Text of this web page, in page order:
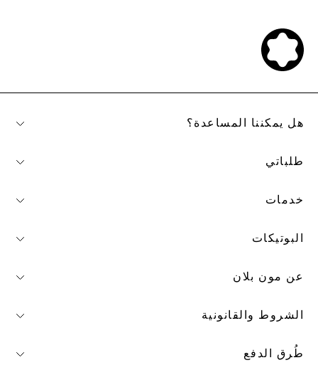
طُرق الدفع
هل يمكننا المساعدة؟
طلباتي
خدمات
البوتيكات
عن مون بلان
الشروط والقانونية